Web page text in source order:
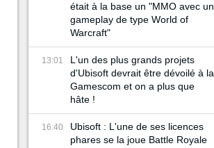
était à la base un "MMO avec un
gameplay de type World of
Warcraft"
13:01
L'un des plus grands projets
d'Ubisoft devrait être dévoilé à la
Gamescom et on a plus que
hâte !
16:40
Ubisoft : L'une de ses licences
phares se la joue Battle Royale